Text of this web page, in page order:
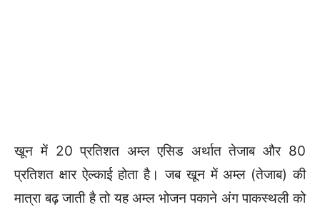
खून में 20 प्रतिशत अम्ल एसिड अर्थात तेजाब और 80
प्रतिशत क्षार ऐल्काई होता है। जब खून में अम्ल (तेजाब) की
मात्रा बढ़ जाती है तो यह अम्ल भोजन पकाने अंग पाकस्थली को